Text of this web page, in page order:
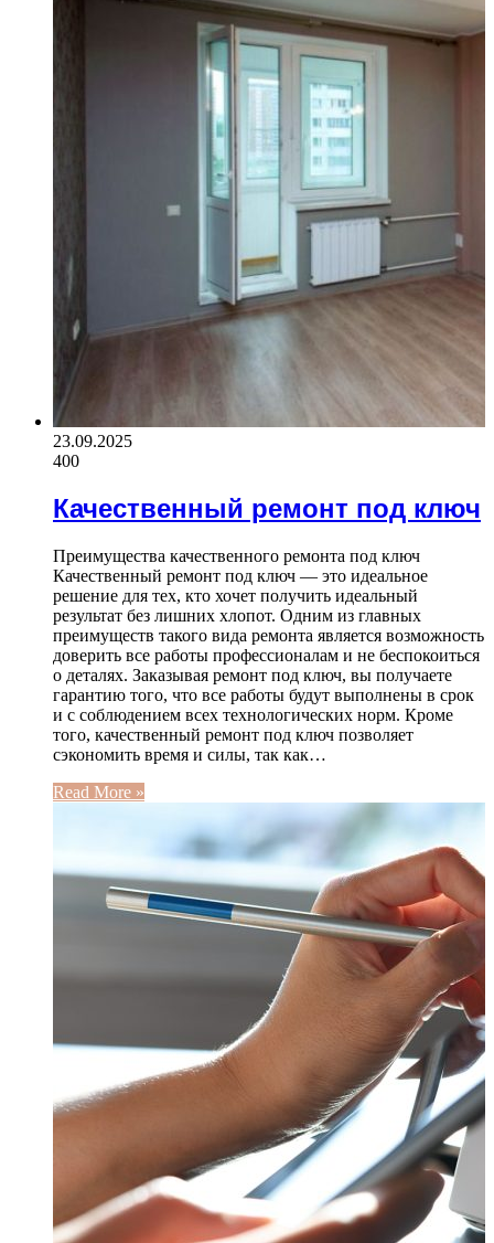
23.09.2025
400
Качественный ремонт под ключ
Преимущества качественного ремонта под ключ
Качественный ремонт под ключ — это идеальное
решение для тех, кто хочет получить идеальный
результат без лишних хлопот. Одним из главных
преимуществ такого вида ремонта является возможность
доверить все работы профессионалам и не беспокоиться
о деталях. Заказывая ремонт под ключ, вы получаете
гарантию того, что все работы будут выполнены в срок
и с соблюдением всех технологических норм. Кроме
того, качественный ремонт под ключ позволяет
сэкономить время и силы, так как…
Read More »